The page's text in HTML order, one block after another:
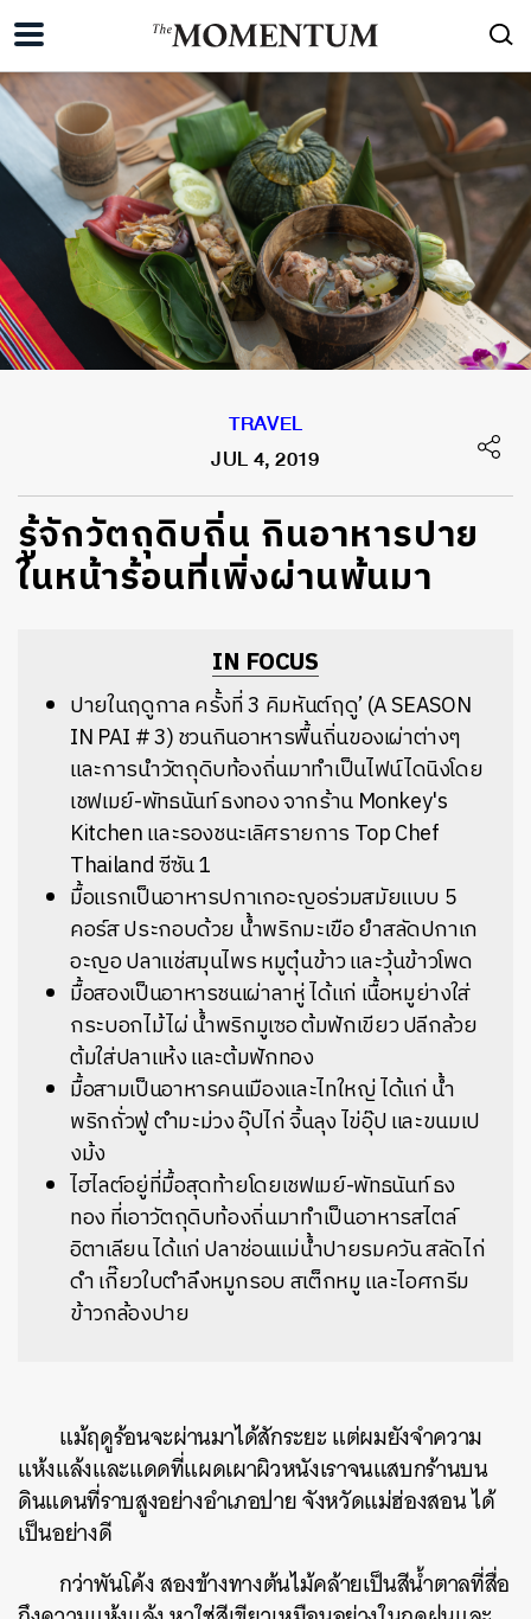
TRAVEL
JUL 4, 2019
รู้จักวัตถุดิบถิ่น กินอาหารปาย
ในหน้าร้อนที่เพิ่งผ่านพ้นมา
IN FOCUS
ปายในฤดูกาล ครั้งที่ 3 คิมหันต์ฤดู’ (A SEASON
IN PAI # 3) ชวนกินอาหารพื้นถิ่นของเผ่าต่างๆ
และการนำวัตถุดิบท้องถิ่นมาทำเป็นไฟน์ไดนิงโดย
เชฟเมย์-พัทธนันท์ ธงทอง จากร้าน Monkey's
Kitchen และรองชนะเลิศรายการ Top Chef
Thailand ซีซัน 1
มื้อแรกเป็นอาหารปกาเกอะญอร่วมสมัยแบบ 5
คอร์ส ประกอบด้วย น้ำพริกมะเขือ ยำสลัดปกาเก
อะญอปลาแช่สมุนไพร หมูตุ๋นข้าว และวุ้นข้าวโพด
มื้อสองเป็นอาหารชนเผ่าลาหู่ ได้แก่ เนื้อหมูย่างใส่
กระบอกไม้ไผ่ น้ำพริกมูเซอ ต้มฟักเขียว ปลีกล้วย
ต้มใส่ปลาแห้ง และต้มฟักทอง
มื้อสามเป็นอาหารคนเมืองและไทใหญ่ ได้แก่น้ำ
พริกถั่วฟู่ ตำมะม่วง อุ๊ปไก่ จิ้นลุง ไข่อุ๊ป และขนมเป
งม้ง
ไฮไลต์อยู่ที่มื้อสุดท้ายโดยเชฟเมย์-พัทธนันท์ ธง
ทอง ที่เอาวัตถุดิบท้องถิ่นมาทำเป็นอาหารสไตล์
อิตาเลียน ได้แก่ปลาช่อนแม่น้ำปายรมควันสลัดไก่
ดำเกี๊ยวใบตำลึงหมูกรอบ สเต็กหมู และไอศกรีม
ข้าวกล้องปาย
แม้ฤดูร้อนจะผ่านมาได้สักระยะ แต่ผมยังจำความ
แห้งแล้งและแดดที่แผดเผาผิวหนังเราจนแสบกร้านบน
ดินแดนที่ราบสูงอย่างอำเภอปาย จังหวัดแม่ฮ่องสอน ได้
เป็นอย่างดี
กว่าพันโค้ง สองข้างทางต้นไม้คล้ายเป็นสีน้ำตาลที่สื่อ